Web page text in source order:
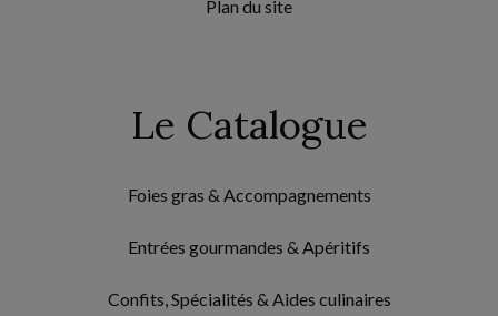
Plan du site
Le Catalogue
Foies gras & Accompagnements
Entrées gourmandes & Apéritifs
Confits, Spécialités & Aides culinaires